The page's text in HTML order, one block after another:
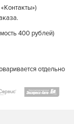
400 рублей)
отдельно